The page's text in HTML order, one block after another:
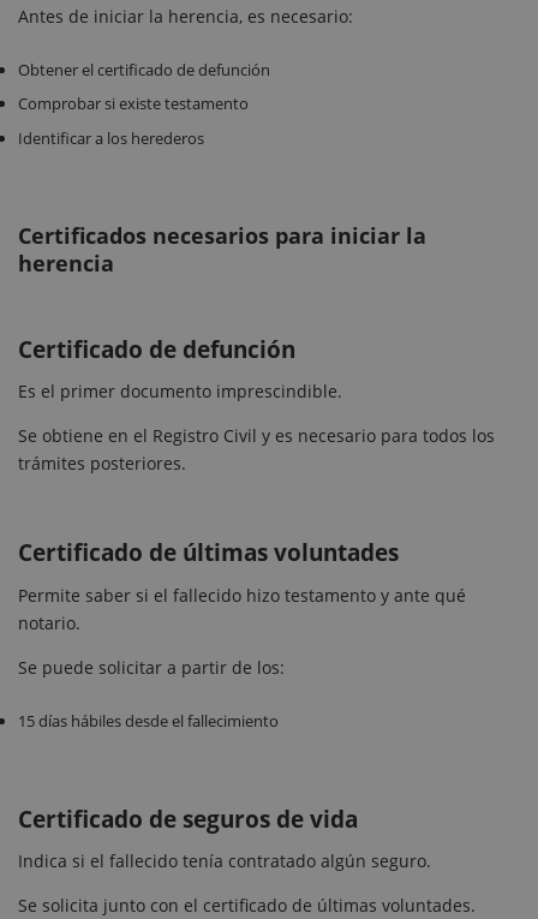
Antes de iniciar la herencia, es necesario:
Obtener el certificado de defunción
Comprobar si existe testamento
Identificar a los herederos
Certificados necesarios para iniciar la
herencia
Certificado de defunción
Es el primer documento imprescindible.
Se obtiene en el Registro Civil y es necesario para todos los
trámites posteriores.
Certificado de últimas voluntades
Permite saber si el fallecido hizo testamento y ante qué
notario.
Se puede solicitar a partir de los:
15 días hábiles desde el fallecimiento
Certificado de seguros de vida
Indica si el fallecido tenía contratado algún seguro.
Se solicita junto con el certificado de últimas voluntades.